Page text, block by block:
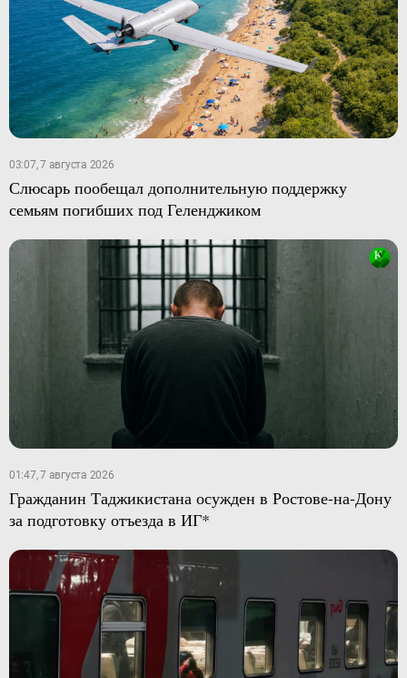
03:07, 7 августа 2026
Слюсарь пообещал дополнительную поддержку
семьям погибших под Геленджиком
01:47, 7 августа 2026
Гражданин Таджикистана осужден в Ростове-на-Дону
за подготовку отъезда в ИГ*